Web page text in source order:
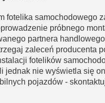
fotelika samochodowego
próbnego
partnera
zaleceń producenta
fotelików
jednak nie wyświetla się
pojazdów -